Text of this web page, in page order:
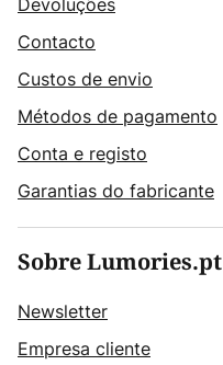
Contacto
Custos de envio
Métodos de pagamento
Conta e registo
Garantias do fabricante
Sobre Lumories.pt
Newsletter
Empresa cliente